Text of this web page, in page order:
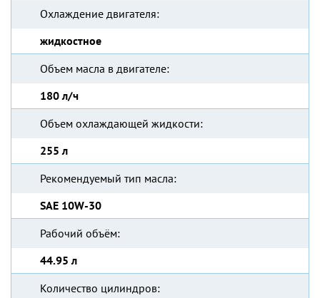
Охлаждение двигателя:
жидкостное
Объем масла в двигателе:
180 л/ч
Объем охлаждающей жидкости:
255 л
Рекомендуемый тип масла:
SAE 10W-30
Рабочий объём:
44.95 л
Количество цилиндров: